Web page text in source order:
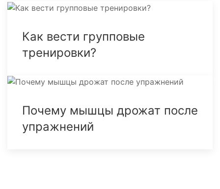
Как вести групповые
тренировки?
Почему мышцы дрожат после
упражнений